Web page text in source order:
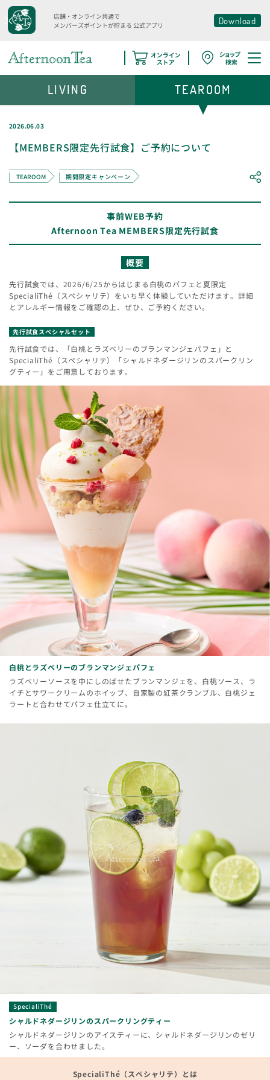
店舗・オンライン共通で
メンバーズポイントが貯まる 公式アプリ Download
2026.06.03
【MEMBERS限定先行試食】ご予約について
TEAROOM 期間限定キャンペーン
事前WEB予約
Afternoon Tea MEMBERS限定先行試食
概要
先行試食では、2026/6/25からはじまる白桃のパフェと夏限定
SpecialiThé（スペシャリテ）をいち早く体験していただけます。詳細
とアレルギー情報をご確認の上、ぜひ、ご予約ください。
先行試食スペシャルセット
先行試食では、「白桃とラズベリーのブランマンジェパフェ」と
SpecialiThé（スペシャリテ）「シャルドネダージリンのスパークリン
グティー」をご用意しております。
白桃とラズベリーのブランマンジェパフェ
ラズベリーソースを中にしのばせたブランマンジェを、白桃ソース、ラ
イチとサワークリームのホイップ、自家製の紅茶クランブル、白桃ジェ
ラートと合わせてパフェ仕立てに。
SpecialiThé
シャルドネダージリンのスパークリングティー
シャルドネダージリンのアイスティーに、シャルドネダージリンのゼリ
ー、ソーダを合わせました。
SpecialiThé（スペシャリテ）とは
LIVING TEAROOM